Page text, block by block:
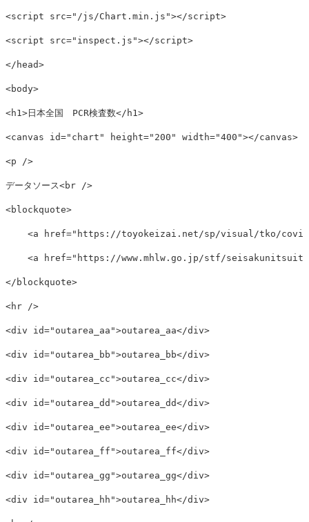
<script src="/js/Chart.min.js"></script>
<script src="inspect.js"></script>
</head>
<body>
<h1> 日本全国　PCR検査数</h1>
<canvas id="chart" height="200" width="400"></canvas>
<p />
データソース<br />
<blockquote>
<a href="https://toyokeizai.net/sp/visual/tko/
<a href="https://www.mhlw.go.jp/stf/seisakunitsuite/
</blockquote>
<hr />
<div id="outarea_aa">outarea_aa</div>
<div id="outarea_bb">outarea_bb</div>
<div id="outarea_cc">outarea_cc</div>
<div id="outarea_dd">outarea_dd</div>
<div id="outarea_ee">outarea_ee</div>
<div id="outarea_ff">outarea_ff</div>
<div id="outarea_gg">outarea_gg</div>
<div id="outarea_hh">outarea_hh</div>